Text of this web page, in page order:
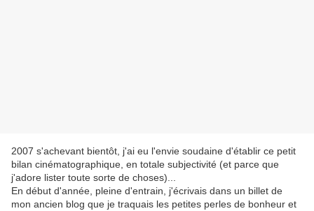
2007 s'achevant bientôt, j'ai eu l'envie soudaine d'établir ce petit
bilan cinématographique, en totale subjectivité (et parce que
j'adore lister toute sorte de choses)...
En début d'année, pleine d'entrain, j'écrivais dans un billet de
mon ancien blog que je traquais les petites perles de bonheur et